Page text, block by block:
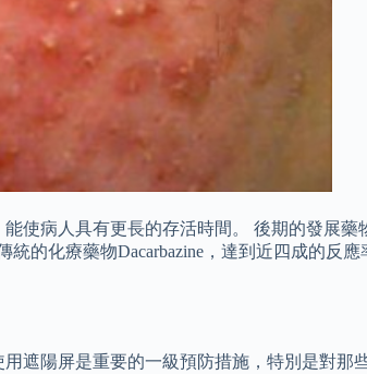
病人具有更長的存活時間。 後期的發展藥
的化療藥物Dacarbazine，達到近四成的反
遮陽屏是重要的一級預防措施，特別是對那